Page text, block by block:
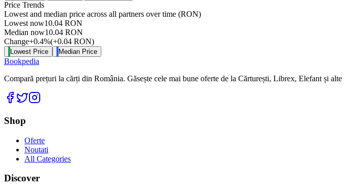
Price Trends
Lowest and median price across all partners over time (RON)
Lowest now10.04 RON
Median now10.04 RON
Change+0.4%(+0.04 RON)
Lowest Price Median Price
Bookpedia
Compară prețuri la cărți din România. Găsește cele mai bune oferte de la Cărturești, Librex, Elefant și
Facebook
Twitter
Shop
Oferte
Noutati
All Categories
Discover